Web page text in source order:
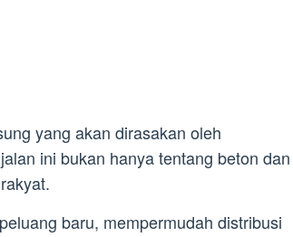
yang akan dirasakan oleh
ini bukan hanya tentang beton dan
baru, mempermudah distribusi